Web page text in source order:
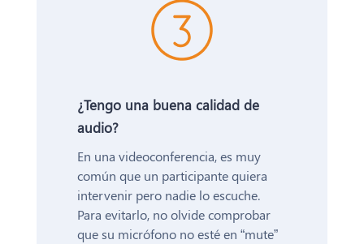
¿Tengo una buena calidad de
audio?
En una videoconferencia, es muy
común que un participante quiera
intervenir pero nadie lo escuche.
Para evitarlo, no olvide comprobar
que su micrófono no esté en “mute”